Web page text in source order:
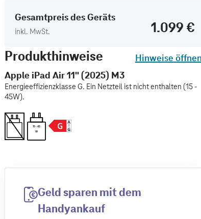
Gesamtpreis des Geräts
inkl. MwSt.
1.099 €
Produkthinweise
Hinweise
Apple iPad Air 11" (2025) M3
Energieeffizienzklasse G. Ein Netzteil ist nicht enthalten (15 -
45W).
15 - 45
W
Geld sparen mit dem
Handyankauf